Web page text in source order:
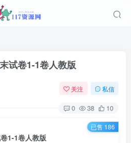
试卷1-1卷人教版
关注 私信
0 38 10
1-1卷人教版
已售 186